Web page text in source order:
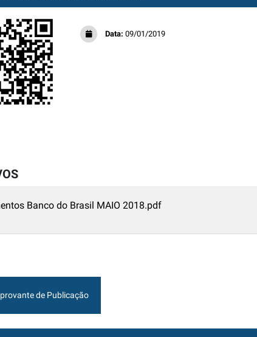
Data: 09/01/2019
Banco do Brasil MAIO 2018.pdf
de Publicação